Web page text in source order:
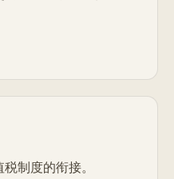
制度的衔接。